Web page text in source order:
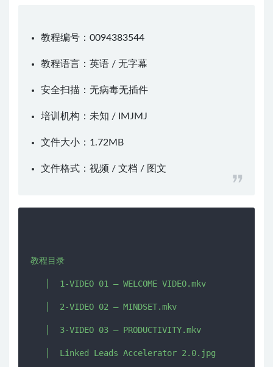
教程编号：0094383544
教程语言：英语 / 无字幕
安全扫描：无病毒无插件
培训机构：未知 / IMJMJ
文件大小：1.72MB
文件格式：视频 / 文档 / 图文
教程目录
   │  1-VIDEO 01 – WELCOME VIDEO.mkv
   │  2-VIDEO 02 – MINDSET.mkv
   │  3-VIDEO 03 – PRODUCTIVITY.mkv
   │  Linked Leads Accelerator 2.0.jpg